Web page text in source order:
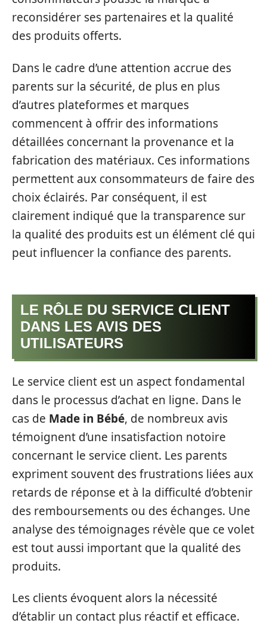
reconsidérer ses partenaires et la qualité
des produits offerts.
Dans le cadre d’une attention accrue des
parents sur la sécurité, de plus en plus
d’autres plateformes et marques
commencent à offrir des informations
détaillées concernant la provenance et la
fabrication des matériaux. Ces informations
permettent aux consommateurs de faire des
choix éclairés. Par conséquent, il est
clairement indiqué que la transparence sur
la qualité des produits est un élément clé qui
peut influencer la confiance des parents.
LE RÔLE DU SERVICE CLIENT
DANS LES AVIS DES
UTILISATEURS
Le service client est un aspect fondamental
dans le processus d’achat en ligne. Dans le
cas de Made in Bébé, de nombreux avis
témoignent d’une insatisfaction notoire
concernant le service client. Les parents
expriment souvent des frustrations liées aux
retards de réponse et à la difficulté d’obtenir
des remboursements ou des échanges. Une
analyse des témoignages révèle que ce volet
est tout aussi important que la qualité des
produits.
Les clients évoquent alors la nécessité
d’établir un contact plus réactif et efficace.